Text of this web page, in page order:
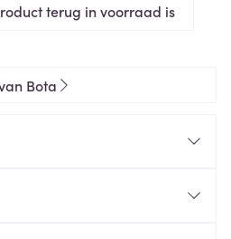
terug in voorraad is
Bota